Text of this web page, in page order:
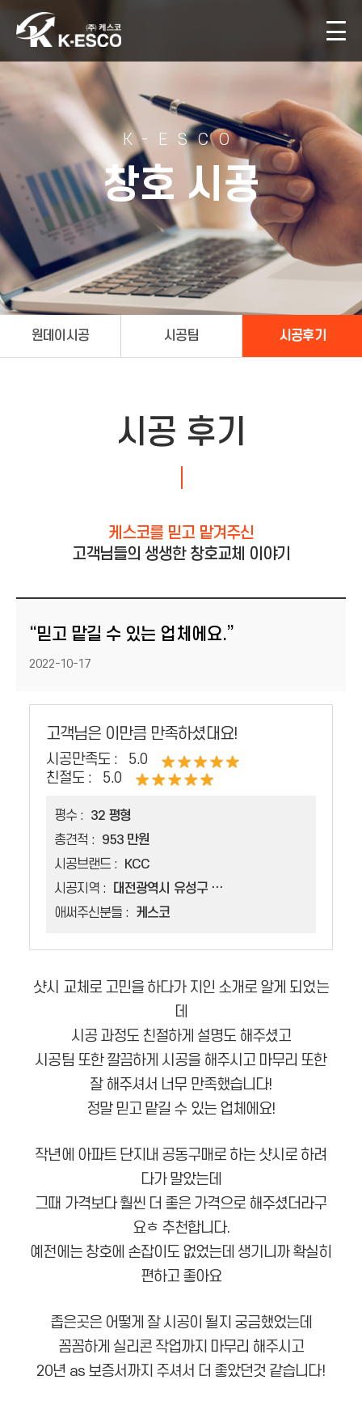
K-ESCO
창호 시공
원데이시공 시공팀 시공후기
시공 후기
케스코를 믿고 맡겨주신
고객님들의 생생한 창호교체 이야기
“믿고 맡길 수 있는 업체에요.”
등록일
2022-10-17
고객님은 이만큼 만족하셨대요!
시공만족도 :
5.0
친절도 :
5.0
평수 :
32 평형
총견적 :
953 만원
시공브랜드 :
KCC
시공지역 :
대전광역시 유성구 송강동
애써주신분들 :
케스코
샷시 교체로 고민을 하다가 지인 소개로 알게 되었는
데
시공 과정도 친절하게 설명도 해주셨고
시공팀 또한 깔끔하게 시공을 해주시고 마무리 또한
잘 해주셔서 너무 만족했습니다!
정말 믿고 맡길 수 있는 업체에요!
작년에 아파트 단지내 공동구매로 하는 샷시로 하려
다가 말았는데
그때 가격보다 훨씬 더 좋은 가격으로 해주셨더라구
요ㅎ 추천합니다.
예전에는 창호에 손잡이도 없었는데 생기니까 확실히
편하고 좋아요
좁은곳은 어떻게 잘 시공이 될지 궁금했었는데
꼼꼼하게 실리콘 작업까지 마무리 해주시고
20년 as 보증서까지 주셔서 더 좋았던것 같습니다!